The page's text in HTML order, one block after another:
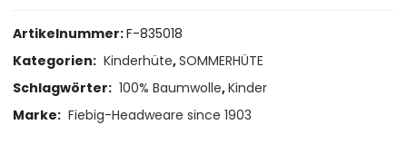
Artikelnummer:F-835018
Kategorien: Kinderhüte,SOMMERHÜTE
Schlagwörter: 100% Baumwolle,Kinder
Marke: Fiebig-Headweare since 1903